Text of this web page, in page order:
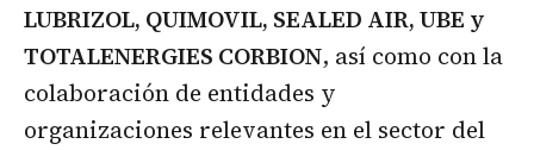
LUBRIZOL, QUIMOVIL, SEALED AIR, UBE y
TOTALENERGIES CORBION, así como con la
colaboración de entidades y
organizaciones relevantes en el sector del